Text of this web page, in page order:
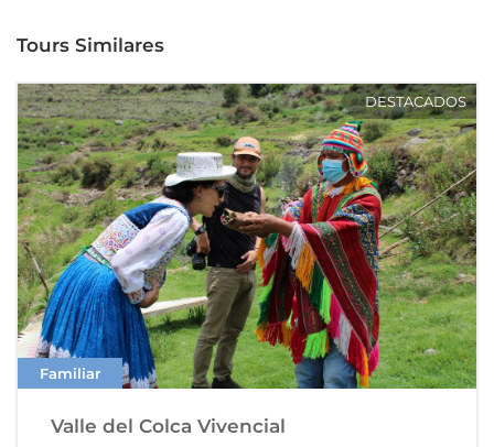
Tours Similares
Familiar
DESTACADOS
Valle del Colca Vivencial